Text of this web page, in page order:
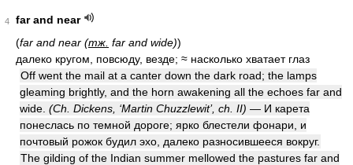
4
far and near
(far and near (тж. far and wide))
далеко кругом, повсюду, везде; ≈ насколько хватает глаз
Off went the mail at a canter down the dark road; the lamps
gleaming brightly, and the horn awakening all the echoes far and
wide. (Ch. Dickens, ‘Martin Chuzzlewit’, ch. II) — И карета
понеслась по темной дороге; ярко блестели фонари, и
почтовый рожок будил эхо, далеко разносившееся вокруг.
The gilding of the Indian summer mellowed the pastures far and